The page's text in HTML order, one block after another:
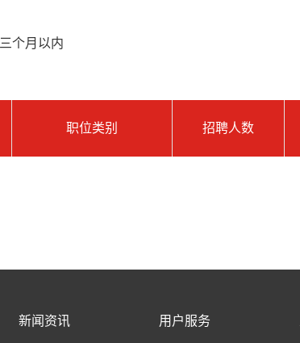
三个月以内
职位类别 招聘人数
新闻资讯 用户服务